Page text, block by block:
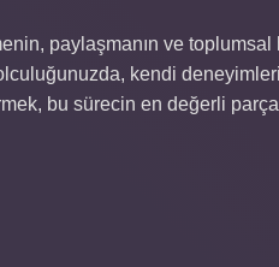
paylaşmanın ve toplumsal
kendi
bu sürecin en değerli